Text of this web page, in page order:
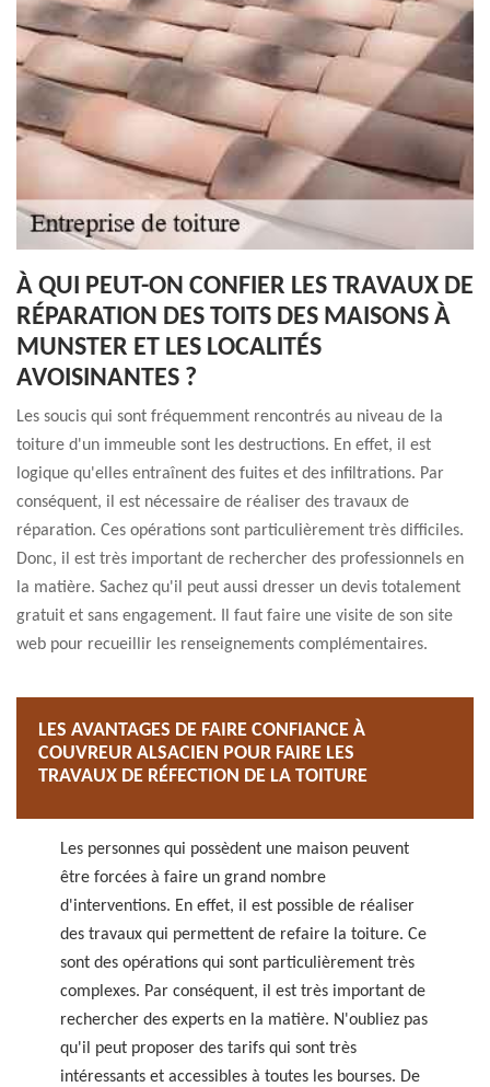
À QUI PEUT-ON CONFIER LES TRAVAUX DE
RÉPARATION DES TOITS DES MAISONS À
MUNSTER ET LES LOCALITÉS
AVOISINANTES ?
Les soucis qui sont fréquemment rencontrés au niveau de la
toiture d'un immeuble sont les destructions. En effet, il est
logique qu'elles entraînent des fuites et des infiltrations. Par
conséquent, il est nécessaire de réaliser des travaux de
réparation. Ces opérations sont particulièrement très difficiles.
Donc, il est très important de rechercher des professionnels en
la matière. Sachez qu'il peut aussi dresser un devis totalement
gratuit et sans engagement. Il faut faire une visite de son site
web pour recueillir les renseignements complémentaires.
LES AVANTAGES DE FAIRE CONFIANCE À
COUVREUR ALSACIEN POUR FAIRE LES
TRAVAUX DE RÉFECTION DE LA TOITURE
Les personnes qui possèdent une maison peuvent
être forcées à faire un grand nombre
d'interventions. En effet, il est possible de réaliser
des travaux qui permettent de refaire la toiture. Ce
sont des opérations qui sont particulièrement très
complexes. Par conséquent, il est très important de
rechercher des experts en la matière. N'oubliez pas
qu'il peut proposer des tarifs qui sont très
intéressants et accessibles à toutes les bourses. De